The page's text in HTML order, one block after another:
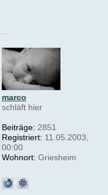
marco
schläft hier
Beiträge: 2851
Registriert: 11.05.2003,
00:00
Wohnort: Griesheim